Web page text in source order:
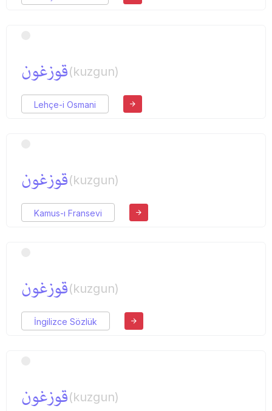
قوزغون(kuzgun)
Lehçe-i Osmani
قوزغون(kuzgun)
Kamus-ı Fransevi
قوزغون(kuzgun)
İngilizce Sözlük
قوزغون(kuzgun)